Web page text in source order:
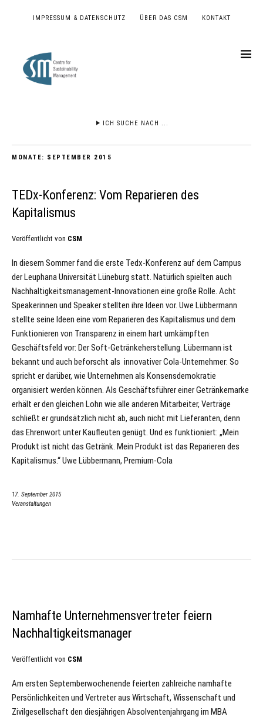
IMPRESSUM & DATENSCHUTZ ÜBER DAS CSM KONTAKT
ICH SUCHE NACH ...
MONATE: SEPTEMBER 2015
TEDx-Konferenz: Vom Reparieren des
Kapitalismus
Veröffentlicht von CSM
In diesem Sommer fand die erste Tedx-Konferenz auf dem Campus
der Leuphana Universität Lüneburg statt. Natürlich spielten auch
Nachhaltigkeitsmanagement-Innovationen eine große Rolle. Acht
Speakerinnen und Speaker stellten ihre Ideen vor. Uwe Lübbermann
stellte seine Ideen eine vom Reparieren des Kapitalismus und dem
Funktionieren von Transparenz in einem hart umkämpften
Geschäftsfeld vor: Der Soft-Getränkeherstellung. Lübermann ist
bekannt und auch beforscht als innovativer Cola-Unternehmer: So
spricht er darüber, wie Unternehmen als Konsensdemokratie
organisiert werden können. Als Geschäftsführer einer Getränkemarke
erhält er den gleichen Lohn wie alle anderen Mitarbeiter, Verträge
schließt er grundsätzlich nicht ab, auch nicht mit Lieferanten, denn
das Ehrenwort unter Kaufleuten genügt. Und es funktioniert: „Mein
Produkt ist nicht das Getränk. Mein Produkt ist das Reparieren des
Kapitalismus.“ Uwe Lübbermann, Premium-Cola
17. September 2015
Veranstaltungen
Namhafte Unternehmensvertreter feiern
Nachhaltigkeitsmanager
Veröffentlicht von CSM
Am ersten Septemberwochenende feierten zahlreiche namhafte
Persönlichkeiten und Vertreter aus Wirtschaft, Wissenschaft und
Zivilgesellschaft den diesjährigen Absolventenjahrgang im MBA